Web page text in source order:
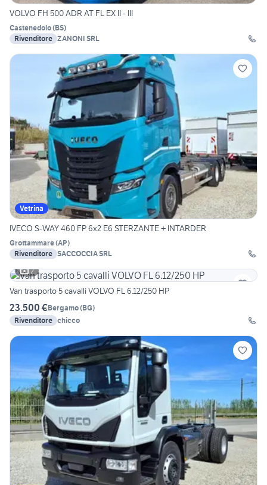
VOLVO FH 500 ADR AT FL EX II - III
Castenedolo(BS)
Rivenditore ZANONI SRL
Vetrina
IVECO S-WAY 460 FP 6x2 E6 STERZANTE + INTARDER
Grottammare(AP)
Rivenditore SACCOCCIA SRL
2
Van trasporto 5 cavalli VOLVO FL 6.12/250 HP
23.500 €Bergamo(BG)
Rivenditore chicco